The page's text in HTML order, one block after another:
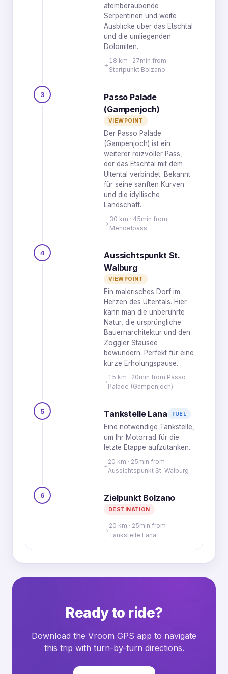
atemberaubende
Serpentinen und weite
Ausblicke über das Etschtal
und die umliegenden
Dolomiten.
18 km · 27min from
Startpunkt Bolzano
3
Passo Palade
(Gampenjoch)
VIEWPOINT
Der Passo Palade
(Gampenjoch) ist ein
weiterer reizvoller Pass,
der das Etschtal mit dem
Ultental verbindet. Bekannt
für seine sanften Kurven
und die idyllische
Landschaft.
30 km · 45min from
Mendelpass
4
Aussichtspunkt St.
Walburg
VIEWPOINT
Ein malerisches Dorf im
Herzen des Ultentals. Hier
kann man die unberührte
Natur, die ursprüngliche
Bauernarchitektur und den
Zoggler Stausee
bewundern. Perfekt für eine
kurze Erholungspause.
15 km · 20min from Passo
Palade (Gampenjoch)
5 Tankstelle Lana FUEL
Eine notwendige Tankstelle,
um Ihr Motorrad für die
letzte Etappe aufzutanken.
20 km · 25min from
Aussichtspunkt St. Walburg
6 Zielpunkt Bolzano
DESTINATION
20 km · 25min from
Tankstelle Lana
Ready to ride?
Download the Vroom GPS app to navigate
this trip with turn-by-turn directions.